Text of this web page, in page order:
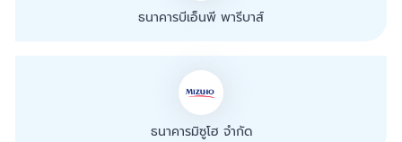
ธนาคารบีเอ็นพี พารีบาส์
ธนาคารมิซูโฮ จำกัด